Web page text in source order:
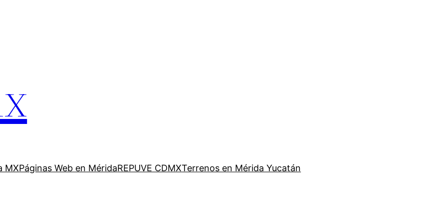
MXPáginas Web en MéridaREPUVE CDMXTerrenos en Mérida Yucatán